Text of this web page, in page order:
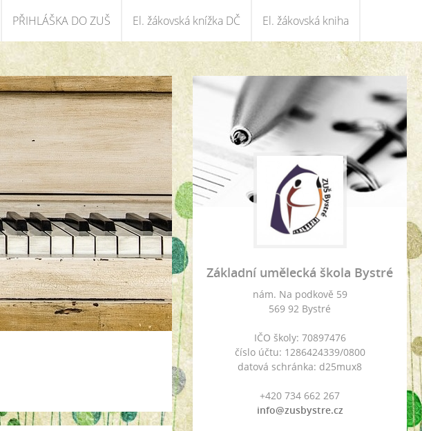
PŘIHLÁŠKA DO ZUŠ El. žákovská knížka DČ El. žákovská kniha
Základní umělecká škola Bystré
nám. Na podkově 59
569 92 Bystré
IČO školy: 70897476
číslo účtu: 1286424339/0800
datová schránka: d25mux8
+420 734 662 267
info@zusbystre.cz